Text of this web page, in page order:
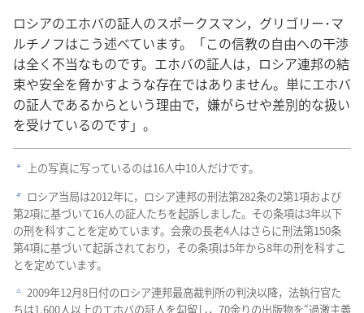
ロシアのエホバの証人のスポークスマン，グリゴリー･マ
ルチノフはこう述べています。「この信教の自由への干渉
は全く不当なものです。エホバの証人は，ロシア連邦の結
束や安全を脅かすような存在ではありません。単にエホバ
の証人であるからという理由で，嫌がらせや差別的な扱い
を受けているのです」。
a 上の写真に写っているのは16人中10人だけです。
b ロシア当局は2012年に，ロシア連邦の刑法第282条の2第1項および
第2項に基づいて16人の証人たちを起訴しました。その条項は3年以下
の刑を科すことを定めています。会衆の長老4人はさらに刑法第150条
第4項に基づいて起訴されており，その条項は5年から8年の刑を科すこ
とを定めています。
c 2009年12月8日付のロシア連邦最高裁判所の判決以降，法執行官た
ちは1,600人以上のエホバの証人を勾留し，70余りの出版物を“過激主義